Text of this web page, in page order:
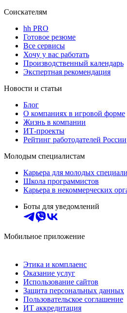
Соискателям
hh PRO
Готовое резюме
Все сервисы
Хочу у вас работать
Производственный календарь
Экспертная рекомендация
Новости и статьи
Блог
О компаниях в игровой форме
Жизнь в компании
ИТ-проекты
Рейтинг работодателей России
Молодым специалистам
Карьера для молодых
Школа программистов
Карьера в некоммерческих
Боты для уведомлений
Мобильное приложение
Этика и комплаенс
Оказание услуг
Использование сайтов
Защита персональных данных
Пользовательское соглашение
ИТ аккредитация